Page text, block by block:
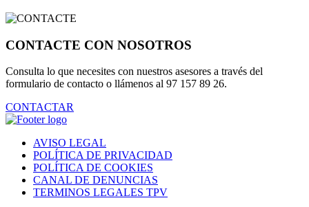
CONTACTE CON NOSOTROS
Consulta lo que necesites con nuestros asesores a través del
formulario de contacto o llámenos al 97 157 89 26.
CONTACTAR
AVISO LEGAL
POLÍTICA DE PRIVACIDAD
POLÍTICA DE COOKIES
CANAL DE DENUNCIAS
TERMINOS LEGALES TPV